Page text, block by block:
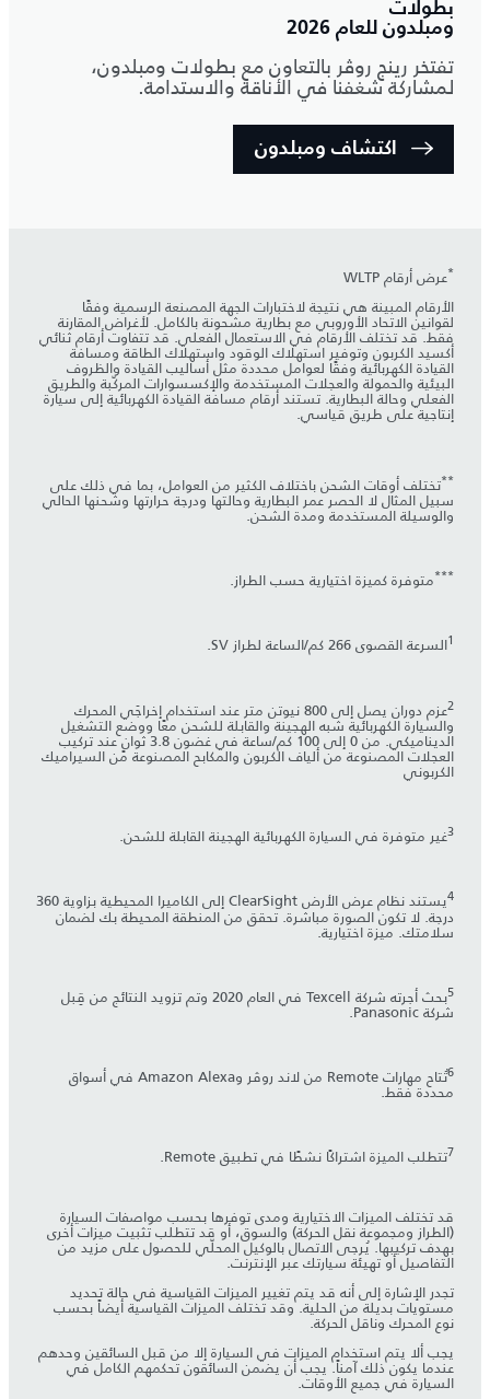
بطولات
ومبلدون للعام 2026
تفتخر رينج روڤر بالتعاون مع بطولات ومبلدون،
لمشاركة شغفنا في الأناقة والاستدامة.
اكتشاف ومبلدون
*عرض أرقام WLTP
الأرقام المبينة هي نتيجة لاختبارات الجهة المصنعة الرسمية وفقًا
لقوانين الاتحاد الأوروبي مع بطارية مشحونة بالكامل. لأغراض المقارنة
فقط. قد تختلف الأرقام في الاستعمال الفعلي. قد تتفاوت أرقام ثنائي
أكسيد الكربون وتوفير استهلاك الوقود واستهلاك الطاقة ومسافة
القيادة الكهربائية وفقًا لعوامل محددة مثل أساليب القيادة والظروف
البيئية والحمولة والعجلات المستخدمة والإكسسوارات المركّبة والطريق
الفعلي وحالة البطارية. تستند أرقام مسافة القيادة الكهربائية إلى سيارة
إنتاجية على طريق قياسي.
**تختلف أوقات الشحن باختلاف الكثير من العوامل، بما في ذلك على
سبيل المثال لا الحصر عمر البطارية وحالتها ودرجة حرارتها وشحنها الحالي
والوسيلة المستخدمة ومدة الشحن.
***متوفرة كميزة اختيارية حسب الطراز.
1السرعة القصوى 266 كم/الساعة لطراز SV.
2 عزم دوران يصل إلى 800 نيوتن متر عند استخدام إخراجَي المحرك
والسيارة الكهربائية شبه الهجينة والقابلة للشحن معًا ووضع التشغيل
الديناميكي. من 0 إلى 100 كم/ساعة في غضون 3.8 ثوانٍ عند تركيب
العجلات المصنوعة من ألياف الكربون والمكابح المصنوعة من السيراميك
الكربوني
3غير متوفرة في السيارة الكهربائية الهجينة القابلة للشحن.
4 يستند نظام عرض الأرض ClearSight إلى الكاميرا المحيطية بزاوية 360
درجة. لا تكون الصورة مباشرة. تحقق من المنطقة المحيطة بك لضمان
سلامتك. ميزة اختيارية.
5 بحث أجرته شركة Texcell في العام 2020 وتم تزويد النتائج من قِبل
شركة Panasonic.
6 تُتاح مهارات Remote من لاند روڤر وAmazon Alexa في أسواق
محددة فقط.
7تتطلب الميزة اشتراكًا نشطًا في تطبيق Remote.
قد تختلف الميزات الاختيارية ومدى توفرها بحسب مواصفات السيارة
(الطراز ومجموعة نقل الحركة) والسوق، أو قد تتطلب تثبيت ميزات أخرى
بهدف تركيبها. يُرجى الاتصال بالوكيل المحلّي للحصول على مزيد من
التفاصيل أو تهيئة سيارتك عبر الإنترنت.
تجدر الإشارة إلى أنه قد يتم تغيير الميزات القياسية في حالة تحديد
مستويات بديلة من الحلية. وقد تختلف الميزات القياسية أيضاً بحسب
نوع المحرك وناقل الحركة.
يجب ألا يتم استخدام الميزات في السيارة إلا من قبل السائقين وحدهم
عندما يكون ذلك آمناً. يجب أن يضمن السائقون تحكمهم الكامل في
السيارة في جميع الأوقات.